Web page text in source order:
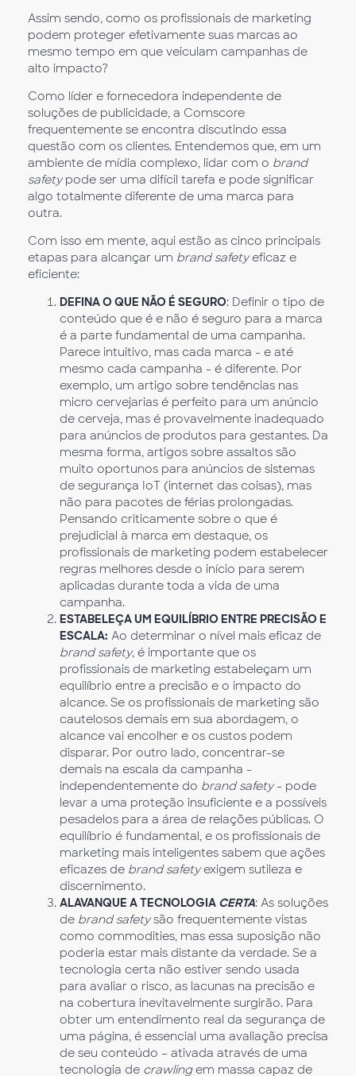
Assim sendo, como os profissionais de marketing
podem proteger efetivamente suas marcas ao
mesmo tempo em que veiculam campanhas de
alto impacto?
Como líder e fornecedora independente de
soluções de publicidade, a Comscore
frequentemente se encontra discutindo essa
questão com os clientes. Entendemos que, em um
ambiente de mídia complexo, lidar com o brand
safetypode ser uma difícil tarefa e pode significar
algo totalmente diferente de uma marca para
outra.
Com isso em mente, aqui estão as cinco principais
etapas para alcançar um brand safetyeficaz e
eficiente:
DEFINA O QUE NÃO É SEGURO: Definir o tipo de
conteúdo que é e não é seguro para a marca
é a parte fundamental de uma campanha.
Parece intuitivo, mas cada marca - e até
mesmo cada campanha - é diferente. Por
exemplo, um artigo sobre tendências nas
micro cervejarias é perfeito para um anúncio
de cerveja, mas é provavelmente inadequado
para anúncios de produtos para gestantes. Da
mesma forma, artigos sobre assaltos são
muito oportunos para anúncios de sistemas
de segurança IoT (internet das coisas), mas
não para pacotes de férias prolongadas.
Pensando criticamente sobre o que é
prejudicial à marca em destaque, os
profissionais de marketing podem estabelecer
regras melhores desde o início para serem
aplicadas durante toda a vida de uma
campanha.
ESTABELEÇAUM EQUILÍBRIO ENTRE PRECISÃO E
ESCALA: Ao determinar o nível mais eficaz de
brand safety, é importante que os
profissionais de marketing estabeleçam um
equilíbrio entre a precisão e o impacto do
alcance. Se os profissionais de marketing são
cautelosos demais em sua abordagem, o
alcance vai encolher e os custos podem
disparar. Por outro lado, concentrar-se
demais na escala da campanha -
independentemente do brand safety- pode
levar a uma proteção insuficiente e a possíveis
pesadelos para a área de relações públicas. O
equilíbrio é fundamental, e os profissionais de
marketing mais inteligentes sabem que ações
eficazes de brand safetyexigem sutileza e
discernimento.
ALAVANQUE A TECNOLOGIA CERTA: As soluções
de brand safetysão frequentemente vistas
como commodities, mas essa suposição não
poderia estar mais distante da verdade. Se a
tecnologia certa não estiver sendo usada
para avaliar o risco, as lacunas na precisão e
na cobertura inevitavelmente surgirão. Para
obter um entendimento real da segurança de
uma página, é essencial uma avaliação precisa
de seu conteúdo – ativada através de uma
tecnologia de crawlingem massa capaz de